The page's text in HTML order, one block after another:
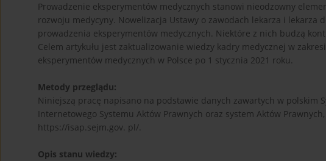
Prowadzenie eksperymentów medycznych stanowi nieodzowny
rozwoju medycyny. Nowelizacja Ustawy o zawodach lekarza i lekarza
prowadzenia eksperymentów medycznych. Niektóre z nich budzą
Celem artykułu jest zaktualizowanie wiedzy kadry medycznej w
eksperymentów medycznych w Polsce po 1 stycznia 2021 roku.
Metody przeglądu:
Niniejszą pracę napisano na podstawie danych zawartych w polskim
Internetowego Systemu Aktów Prawnych oraz system Aktów
https://isap.sejm.gov. pl/.
Opis stanu wiedzy: